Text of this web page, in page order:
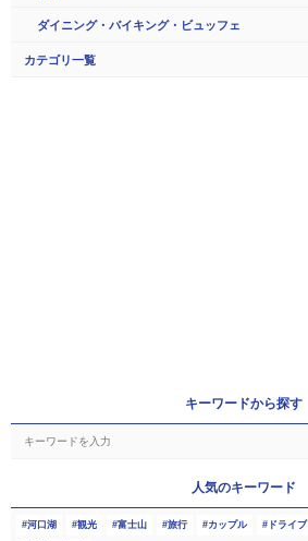
ダイニング・バイキング・ビュッフェ
カテゴリ一覧
キーワードから探す
人気のキーワード
河口湖 観光 富士山 旅行 カップル ドライブ